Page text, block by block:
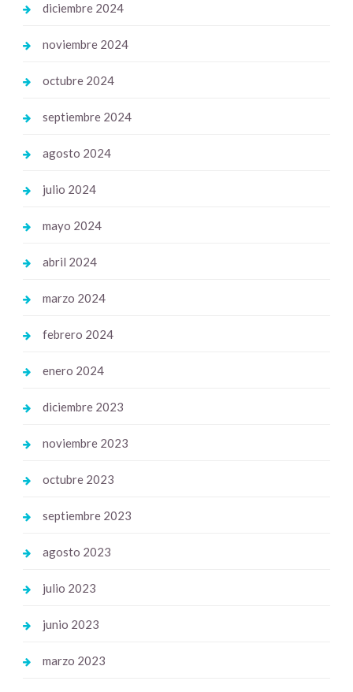
diciembre 2024
noviembre 2024
octubre 2024
septiembre 2024
agosto 2024
julio 2024
mayo 2024
abril 2024
marzo 2024
febrero 2024
enero 2024
diciembre 2023
noviembre 2023
octubre 2023
septiembre 2023
agosto 2023
julio 2023
junio 2023
marzo 2023